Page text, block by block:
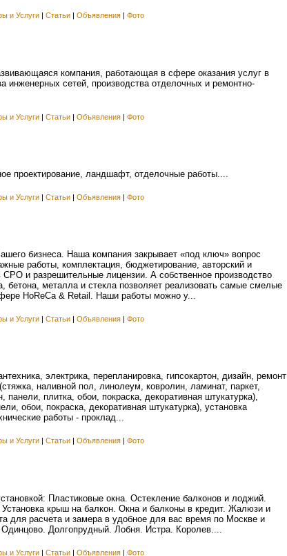
и Услуги| Статьи| Объявления| Фото
компания, работающая в сфере оказания услуг в
инженерных сетей, производства отделочных и ремонтно-
и Услуги| Статьи| Объявления| Фото
проектирование, ландшафт, отделочные работы....
и Услуги| Статьи| Объявления| Фото
бизнеса. Наша компания закрывает «под ключ» вопрос
работы, комплектация, бюджетирование, авторский и
и разрешительные лицензии. А собственное производство
бетона, металла и стекла позволяет реализовать самые смелые
HoReCa & Retail. Наши работы можно у...
и Услуги| Статьи| Объявления| Фото
электрика, перепланировка, гипсокартон, дизайн, ремонт
наливной пол, линолеум, ковролин, ламинат, паркет,
панели, плитка, обои, покраска, декоративная штукатурка),
обои, покраска, декоративная штукатурка), установка
работы - проклад...
и Услуги| Статьи| Объявления| Фото
Пластиковые окна. Остекление балконов и лоджий.
крыш на балкон. Окна и балконы в кредит. Жалюзи и
для расчета и замера в удобное для вас время по Москве и
Долгопрудный. Лобня. Истра. Королев....
и Услуги| Статьи| Объявления| Фото